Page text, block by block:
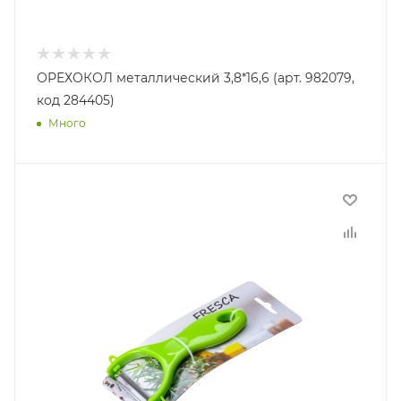
ОРЕХОКОЛ металлический 3,8*16,6 (арт. 982079,
код 284405)
Много